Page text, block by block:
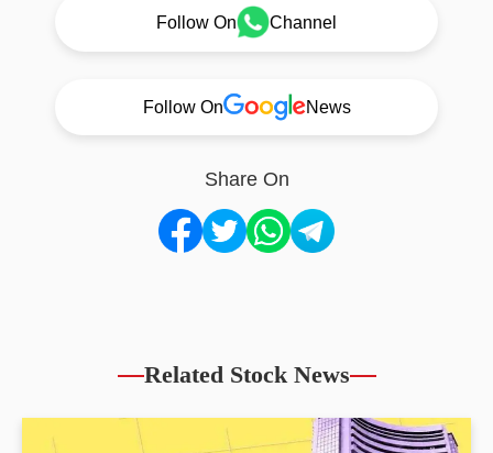
Follow On Channel
Follow On News
Share On
Related Stock News